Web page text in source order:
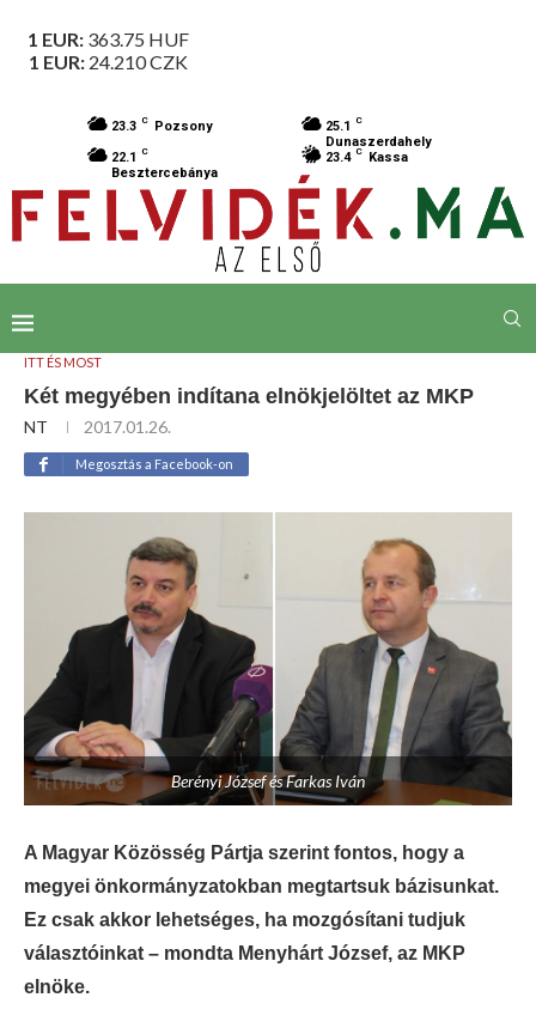
1 EUR: 363.75 HUF
1 EUR: 24.210CZK
23.3 C Pozsony 25.1 C
Dunaszerdahely
22.1 C
Besztercebánya
23.4 C Kassa
ITT ÉS MOST
Két megyében indítana elnökjelöltet az MKP
NT 2017.01.26.
Megosztás a Facebook-on
Berényi József és Farkas Iván
A Magyar Közösség Pártja szerint fontos, hogy a
megyei önkormányzatokban megtartsuk bázisunkat.
Ez csak akkor lehetséges, ha mozgósítani tudjuk
választóinkat – mondta Menyhárt József, az MKP
elnöke.